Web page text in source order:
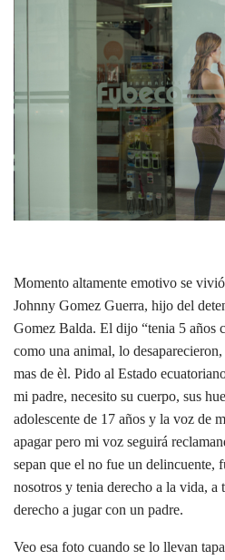
Momento altamente emotivo se
Johnny Gomez Guerra, hijo del
Gomez Balda. El dijo “tenia 5 años
como una animal, lo
mas de èl. Pido al Estado
mi padre, necesito su cuerpo, sus
adolescente de 17 años y la voz de
apagar pero mi voz seguirá
sepan que el no fue un delincuente,
nosotros y tenia derecho a la vida, a
derecho a jugar con un padre.
Veo esa foto cuando se lo llevan